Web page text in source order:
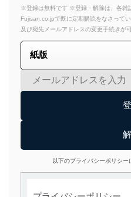
※登録は無料です ※登録・解除は、各雑
Fujisan.co.jpで既に定期購読をなさって
及び宛先メールアドレスの変更手続きが可
以下のプライバシーポリシー